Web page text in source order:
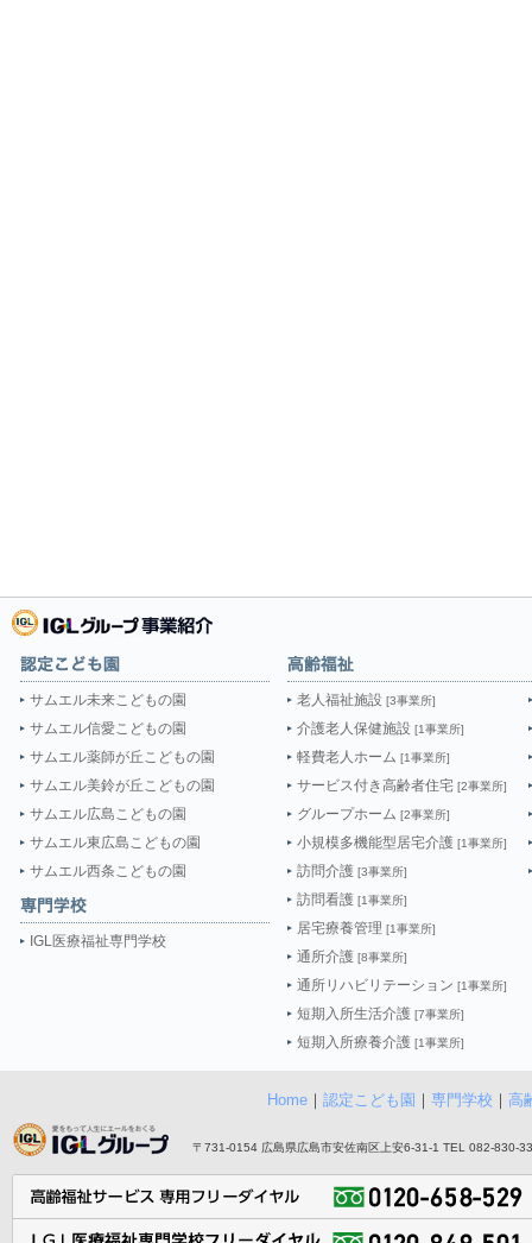
サムエル未来こどもの園
サムエル信愛こどもの園
サムエル薬師が丘こどもの園
サムエル美鈴が丘こどもの園
サムエル広島こどもの園
サムエル東広島こどもの園
サムエル西条こどもの園
IGL医療福祉専門学校
老人福祉施設 [3事業所]
介護老人保健施設 [1事業所]
軽費老人ホーム [1事業所]
サービス付き高齢者住宅 [2事業所]
グループホーム [2事業所]
小規模多機能型居宅介護 [1事業所]
訪問介護 [3事業所]
訪問看護 [1事業所]
居宅療養管理 [1事業所]
通所介護 [8事業所]
通所リハビリテーション [1事業所]
短期入所生活介護 [7事業所]
短期入所療養介護 [1事業所]
Home ｜ 認定こども園 ｜ 専門学校 ｜ 高
〒731-0154 広島県広島市安佐南区上安6-31-1 TEL 082-830-